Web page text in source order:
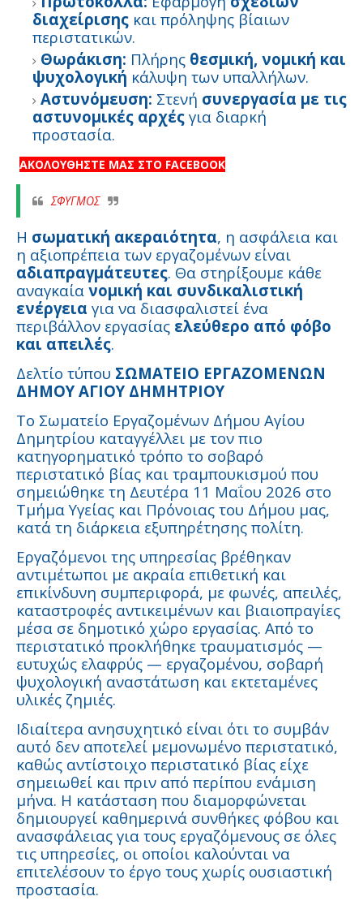
διαχείρισης και πρόληψης βίαιων
περιστατικών.
Θωράκιση: Πλήρης θεσμική, νομική και
ψυχολογική κάλυψη των υπαλλήλων.
Αστυνόμευση: Στενή συνεργασία με τις
αστυνομικές αρχές για διαρκή
προστασία.
ΑΚΟΛΟΥΘΗΣΤΕ ΜΑΣ ΣΤΟ FACEBOOK
ΣΦΥΓΜΟΣ
Η σωματική ακεραιότητα, η ασφάλεια και
η αξιοπρέπεια των εργαζομένων είναι
αδιαπραγμάτευτες. Θα στηρίξουμε κάθε
αναγκαία νομική και συνδικαλιστική
ενέργεια για να διασφαλιστεί ένα
περιβάλλον εργασίας ελεύθερο από φόβο
και απειλές.
Δελτίο τύπου ΣΩΜΑΤΕΙΟ ΕΡΓΑΖΟΜΕΝΩΝ
ΔΗΜΟΥ ΑΓΙΟΥ ΔΗΜΗΤΡΙΟΥ
Το Σωματείο Εργαζομένων Δήμου Αγίου
Δημητρίου καταγγέλλει με τον πιο
κατηγορηματικό τρόπο το σοβαρό
περιστατικό βίας και τραμπουκισμού που
σημειώθηκε τη Δευτέρα 11 Μαΐου 2026 στο
Τμήμα Υγείας και Πρόνοιας του Δήμου μας,
κατά τη διάρκεια εξυπηρέτησης πολίτη.
Εργαζόμενοι της υπηρεσίας βρέθηκαν
αντιμέτωποι με ακραία επιθετική και
επικίνδυνη συμπεριφορά, με φωνές, απειλές,
καταστροφές αντικειμένων και βιαιοπραγίες
μέσα σε δημοτικό χώρο εργασίας. Από το
περιστατικό προκλήθηκε τραυματισμός —
ευτυχώς ελαφρύς — εργαζομένου, σοβαρή
ψυχολογική αναστάτωση και εκτεταμένες
υλικές ζημιές.
Ιδιαίτερα ανησυχητικό είναι ότι το συμβάν
αυτό δεν αποτελεί μεμονωμένο περιστατικό,
καθώς αντίστοιχο περιστατικό βίας είχε
σημειωθεί και πριν από περίπου ενάμιση
μήνα. Η κατάσταση που διαμορφώνεται
δημιουργεί καθημερινά συνθήκες φόβου και
ανασφάλειας για τους εργαζόμενους σε όλες
τις υπηρεσίες, οι οποίοι καλούνται να
επιτελέσουν το έργο τους χωρίς ουσιαστική
προστασία.